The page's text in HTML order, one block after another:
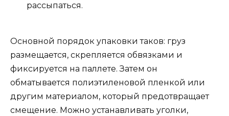
рассыпаться.
Основной порядок упаковки таков: груз
размещается, скрепляется обвязками и
фиксируется на паллете. Затем он
обматывается полиэтиленовой пленкой или
другим материалом, который предотвращает
смещение. Можно устанавливать уголки,